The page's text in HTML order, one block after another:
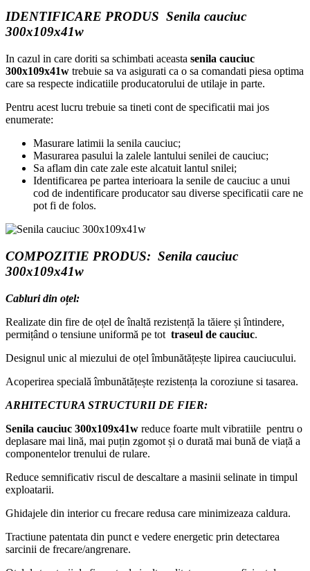
IDENTIFICARE PRODUS Senila cauciuc
300x109x41w
In cazul in care doriti sa schimbati aceasta senila cauciuc
300x109x41w trebuie sa va asigurati ca o sa comandati piesa optima
care sa respecte indicatiile producatorului de utilaje in parte.
Pentru acest lucru trebuie sa tineti cont de specificatii mai jos
enumerate:
Masurare latimii la senila cauciuc;
Masurarea pasului la zalele lantului senilei de cauciuc;
Sa aflam din cate zale este alcatuit lantul snilei;
Identificarea pe partea interioara la senile de cauciuc a unui
cod de indentificare producator sau diverse specificatii care ne
pot fi de folos.
COMPOZITIE PRODUS: Senila cauciuc
300x109x41w
Cabluri din oțel:
Realizate din fire de oțel de înaltă rezistență la tăiere și întindere,
permițând o tensiune uniformă pe tot traseul de cauciuc.
Designul unic al miezului de oțel îmbunătățește lipirea cauciucului.
Acoperirea specială îmbunătățește rezistența la coroziune si tasarea.
ARHITECTURA STRUCTURII DE FIER:
Senila cauciuc 300x109x41w reduce foarte mult vibratiile pentru o
deplasare mai lină, mai puțin zgomot și o durată mai bună de viață a
componentelor trenului de rulare.
Reduce semnificativ riscul de descaltare a masinii selinate in timpul
exploatarii.
Ghidajele din interior cu frecare redusa care minimizeaza caldura.
Tractiune patentata din punct e vedere energetic prin detectarea
sarcinii de frecare/angrenare.